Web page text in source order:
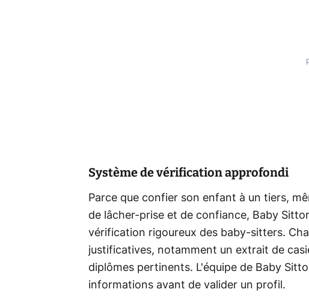
Système de vérification approfondi
Parce que confier son enfant à un tiers,
de lâcher-prise et de confiance, Baby
vérification rigoureux des baby-sitters.
justificatives, notamment un extrait de
diplômes pertinents. L'équipe de Baby
informations avant de valider un profil.